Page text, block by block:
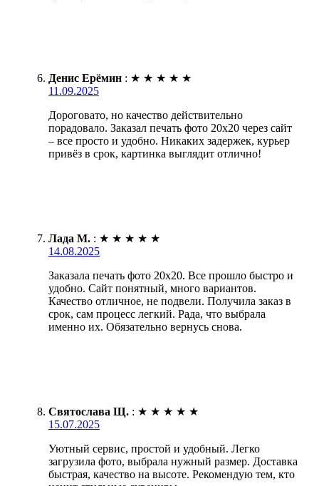
Денис Ерёмин : ★ ★ ★ ★ ★
11.09.2025
Дороговато, но качество действительно
порадовало. Заказал печать фото 20х20 через сайт
– все просто и удобно. Никаких задержек, курьер
привёз в срок, картинка выглядит отлично!
Лада М. : ★ ★ ★ ★ ★
14.08.2025
Заказала печать фото 20х20. Все прошло быстро и
удобно. Сайт понятный, много вариантов.
Качество отличное, не подвели. Получила заказ в
срок, сам процесс легкий. Рада, что выбрала
именно их. Обязательно вернусь снова.
Святослава Щ. : ★ ★ ★ ★ ★
15.07.2025
Уютный сервис, простой и удобный. Легко
загрузила фото, выбрала нужный размер. Доставка
быстрая, качество на высоте. Рекомендую тем, кто